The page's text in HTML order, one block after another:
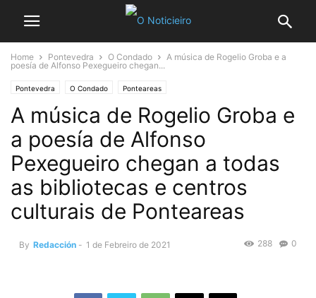
Home Pontevedra O Condado
A música de Rogelio Groba e a
poesía de Alfonso Pexegueiro chegan...
Pontevedra O Condado Ponteareas
A música de Rogelio Groba e
a poesía de Alfonso
Pexegueiro chegan a todas
as bibliotecas e centros
culturais de Ponteareas
By Redacción - 1 de Febreiro de 2021 0
288